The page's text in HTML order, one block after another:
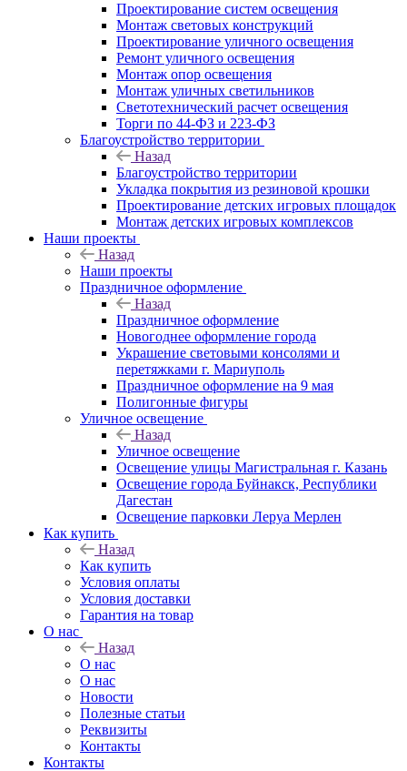
Проектирование систем освещения
Монтаж световых конструкций
Проектирование уличного освещения
Ремонт уличного освещения
Монтаж опор освещения
Монтаж уличных светильников
Светотехнический расчет освещения
Торги по 44-ФЗ и 223-ФЗ
Благоустройство территории
Назад
Благоустройство территории
Укладка покрытия из резиновой крошки
Проектирование детских игровых площадок
Монтаж детских игровых комплексов
Наши проекты
Назад
Наши проекты
Праздничное оформление
Назад
Праздничное оформление
Новогоднее оформление города
Украшение световыми консолями и
перетяжками г. Мариуполь
Праздничное оформление на 9 мая
Полигонные фигуры
Уличное освещение
Назад
Уличное освещение
Освещение улицы Магистральная г. Казань
Освещение города Буйнакск, Республики
Дагестан
Освещение парковки Леруа Мерлен
Как купить
Назад
Как купить
Условия оплаты
Условия доставки
Гарантия на товар
О нас
Назад
О нас
О нас
Новости
Полезные статьи
Реквизиты
Контакты
Контакты